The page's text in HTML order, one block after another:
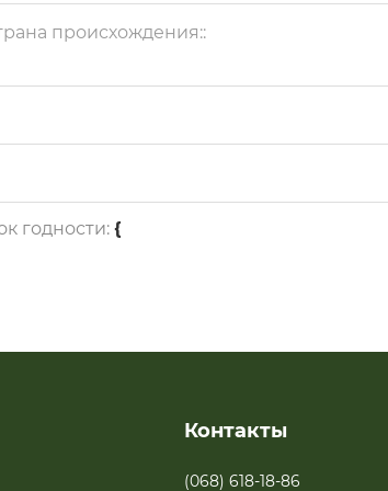
происхождения::
годности: {
Контакты
(068) 618-18-86